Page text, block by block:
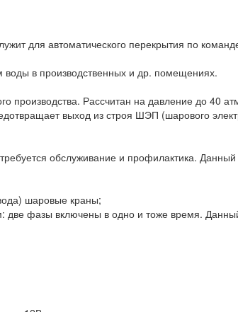
для автоматического перекрытия по
воды в производственных и др. помещениях.
производства. Рассчитан на давление до 40
выход из строя ШЭП (шарового
обслуживание и профилактика.
шаровые краны;
две фазы включены в одно и тоже время.